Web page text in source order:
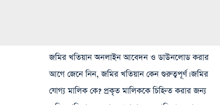
জমির খতিয়ান অনলাইন আবেদন ও ডাউনলোড করার
আগে জেনে নিন, জমির খতিয়ান কেন গুরুত্বপূর্ণ। জমির
যোগ্য মালিক কে? প্রকৃত মালিককে চিহ্নিত করার জন্য